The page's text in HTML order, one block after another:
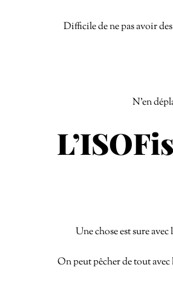
Difficile de ne pas avoir
N’en
Une chose est sure
On peut pêcher de tout